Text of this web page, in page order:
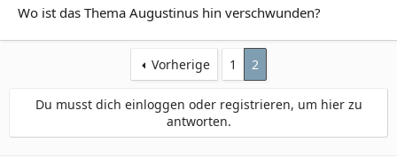
Wo ist das Thema Augustinus hin verschwunden?
Vorherige 1 2
Du musst dich einloggen oder registrieren, um hier zu
antworten.